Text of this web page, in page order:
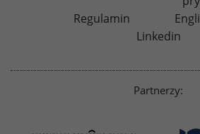
Regulamin
Linkedin
Partnerzy: